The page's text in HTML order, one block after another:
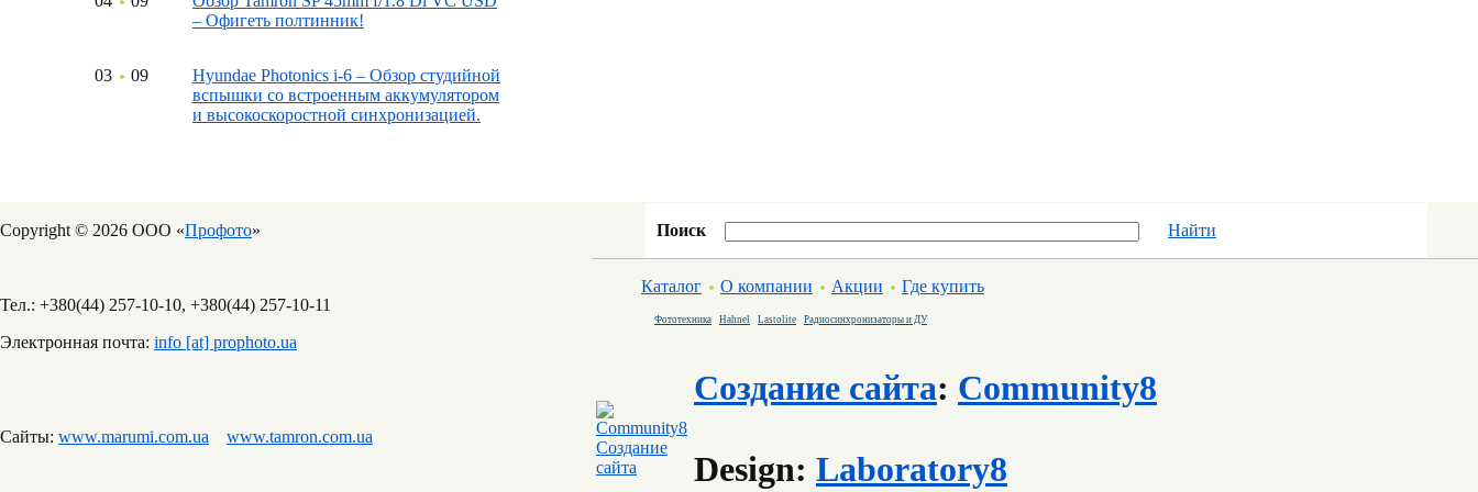
– Офигеть полтинник!
03 09
Hyundae Photonics i-6 – Обзор студийной
вспышки со встроенным аккумулятором
и высокоскоростной синхронизацией.
Copyright © 2026 ООО «Профото»
Тел.: +380(44) 257-10-10, +380(44) 257-10-11
Электронная почта: info [at] prophoto.ua
Сайты: www.marumi.com.ua www.tamron.com.ua
Поиск Найти
Каталог О компании Акции Где купить
Фототехника Hahnel Lastolite Радиосинхронизаторы и ДУ
Создание сайта: Community8
Design: Laboratory8